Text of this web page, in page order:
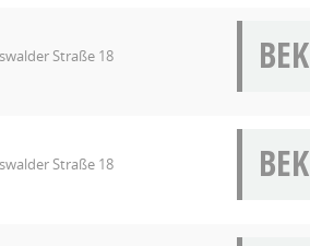
Straße 18 BEK
Straße 18 BEK